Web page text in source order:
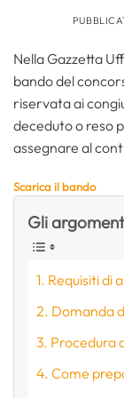
Nella Gazzetta
bando del
riservata ai
deceduto o reso
assegnare al
Scarica il bando
Gli
Requisiti di
Domanda
Procedura
Come